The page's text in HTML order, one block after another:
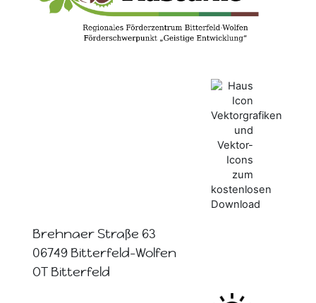
Brehnaer Straße 63
06749 Bitterfeld-Wolfen
OT Bitterfeld